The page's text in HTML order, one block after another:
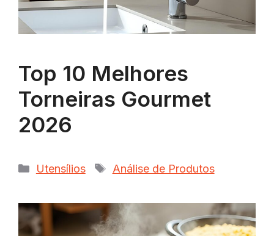
Top 10 Melhores
Torneiras Gourmet
2026
Categorias
Utensílios Tags
Análise de Produtos